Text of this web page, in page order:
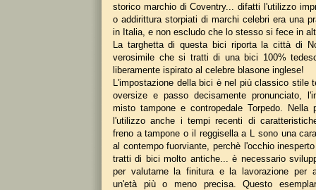
storico marchio di Coventry... difatti l'utilizzo
o addirittura storpiati di marchi celebri era una
in Italia, e non escludo che lo stesso si fece in
La targhetta di questa bici riporta la città di
verosimile che si tratti di una bici 100%
liberamente ispirato al celebre blasone inglese!
L'impostazione della bici è nel più classico stile
oversize e passo decisamente pronunciato,
misto tampone e contropedale Torpedo. Nella
l'utilizzo anche i tempi recenti di
freno a tampone o il reggisella a L sono una
al contempo fuorviante, perchè l'occhio
tratti di bici molto antiche... è necessario
per valutarne la finitura e la lavorazione per
un'età più o meno precisa. Questo